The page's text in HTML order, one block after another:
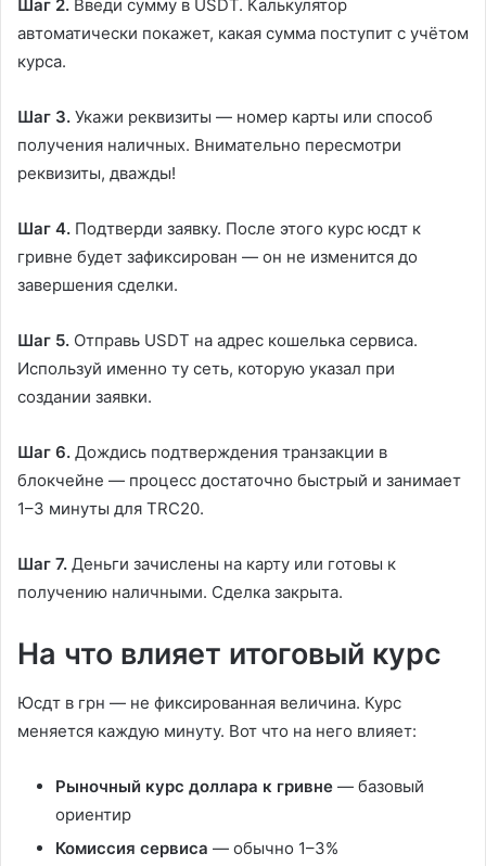
Шаг 2. Введи сумму в USDT. Калькулятор
автоматически покажет, какая сумма поступит с учётом
курса.
Шаг 3. Укажи реквизиты — номер карты или способ
получения наличных. Внимательно пересмотри
реквизиты, дважды!
Шаг 4. Подтверди заявку. После этого курс юсдт к
гривне будет зафиксирован — он не изменится до
завершения сделки.
Шаг 5. Отправь USDT на адрес кошелька сервиса.
Используй именно ту сеть, которую указал при
создании заявки.
Шаг 6. Дождись подтверждения транзакции в
блокчейне — процесс достаточно быстрый и занимает
1–3 минуты для TRC20.
Шаг 7. Деньги зачислены на карту или готовы к
получению наличными. Сделка закрыта.
На что влияет итоговый курс
Юсдт в грн — не фиксированная величина. Курс
меняется каждую минуту. Вот что на него влияет:
Рыночный курс доллара к гривне — базовый
ориентир
Комиссия сервиса — обычно 1–3%